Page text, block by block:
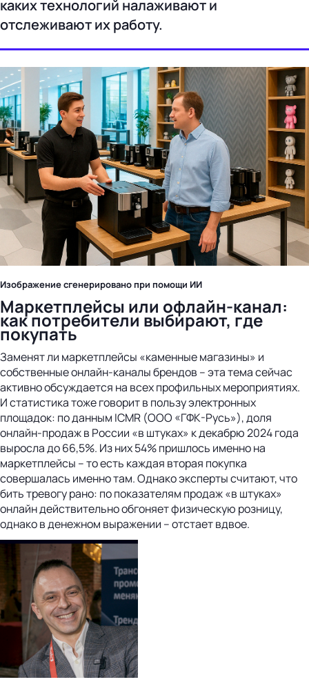
каких технологий налаживают и
отслеживают их работу.
Изображение сгенерировано при помощи ИИ
Маркетплейсы или офлайн-канал:
как потребители выбирают, где
покупать
Заменят ли маркетплейсы «каменные магазины» и
собственные онлайн-каналы брендов – эта тема сейчас
активно обсуждается на всех профильных мероприятиях.
И статистика тоже говорит в пользу электронных
площадок: по данным ICMR (ООО «ГФК-Русь»), доля
онлайн-продаж в России «в штуках» к декабрю 2024 года
выросла до 66,5%. Из них 54% пришлось именно на
маркетплейсы – то есть каждая вторая покупка
совершалась именно там. Однако эксперты считают, что
бить тревогу рано: по показателям продаж «в штуках»
онлайн действительно обгоняет физическую розницу,
однако в денежном выражении – отстает вдвое.